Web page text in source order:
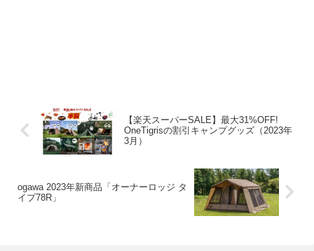
【楽天スーパーSALE】最大31%OFF!
OneTigrisの割引キャンプグッズ（2023年
3月）
ogawa 2023年新商品「オーナーロッジ タ
イプ78R」